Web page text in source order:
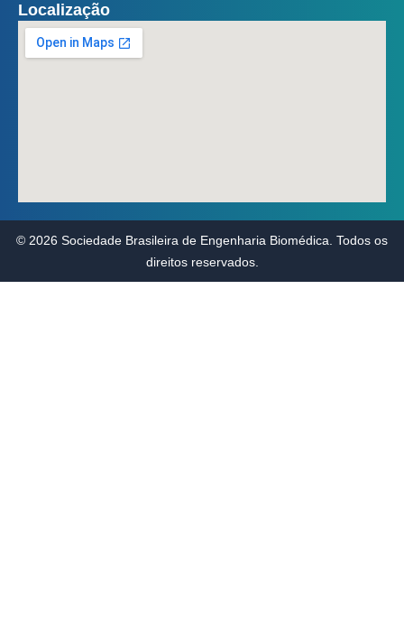
Localização
© 2026 Sociedade Brasileira de Engenharia Biomédica. Todos os
direitos reservados.